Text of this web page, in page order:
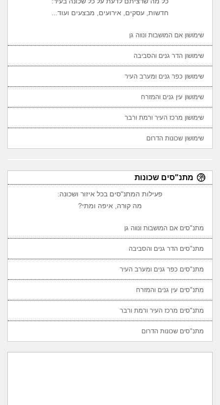
חדשות, עסקים, אירועים, מבצעים ועוד...
שימושון אם המושבות ונווה גן
שימושון הדר גנים והסביבה
שימושון כפר גנים ומערב העיר
שימושון עין גנים והמזרח
שימושון מרכז העיר ורמת ורבר
שימושון שכונות הדרום
מתנ"סים שכונות
פעילות המתנ"סים בכל איזור ושכונה:
מה קורה, איפה ומתי?
מתנ"סים אם המושבות ונווה גן
מתנ"סים הדר גנים והסביבה
מתנ"סים כפר גנים ומערב העיר
מתנ"סים עין גנים והמזרח
מתנ"סים מרכז העיר ורמת ורבר
מתנ"סים שכונות הדרום